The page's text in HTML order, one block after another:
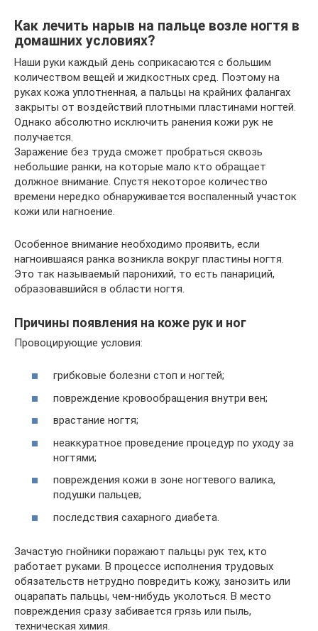
Как лечить нарыв на пальце возле ногтя в
домашних условиях?
Наши руки каждый день соприкасаются с большим
количеством вещей и жидкостных сред. Поэтому на
руках кожа уплотненная, а пальцы на крайних фалангах
закрыты от воздействий плотными пластинами ногтей.
Однако абсолютно исключить ранения кожи рук не
получается.
Заражение без труда сможет пробраться сквозь
небольшие ранки, на которые мало кто обращает
должное внимание. Спустя некоторое количество
времени нередко обнаруживается воспаленный участок
кожи или нагноение.
Особенное внимание необходимо проявить, если
нагноившаяся ранка возникла вокруг пластины ногтя.
Это так называемый паронихий, то есть панариций,
образовавшийся в области ногтя.
Причины появления на коже рук и ног
Провоцирующие условия:
грибковые болезни стоп и ногтей;
повреждение кровообращения внутри вен;
врастание ногтя;
неаккуратное проведение процедур по уходу за
ногтями;
повреждения кожи в зоне ногтевого валика,
подушки пальцев;
последствия сахарного диабета.
Зачастую гнойники поражают пальцы рук тех, кто
работает руками. В процессе исполнения трудовых
обязательств нетрудно повредить кожу, занозить или
оцарапать пальцы, чем-нибудь уколоться. В место
повреждения сразу забивается грязь или пыль,
техническая химия.